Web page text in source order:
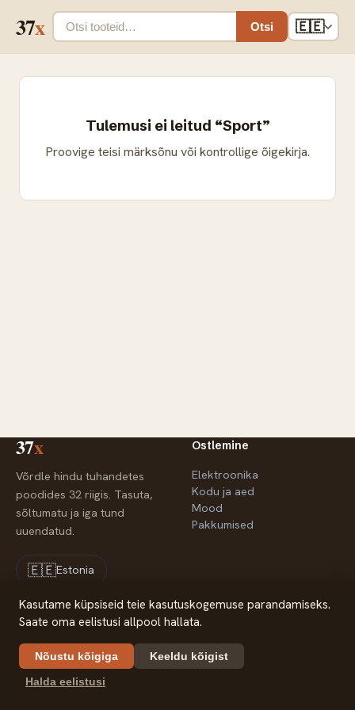
37x Otsi 🇪🇪
Tulemusi ei leitud “Sport”
Proovige teisi märksõnu või kontrollige õigekirja.
37x
Võrdle hindu tuhandetes
poodides 32 riigis. Tasuta,
sõltumatu ja iga tund
uuendatud.
🇪🇪Estonia
Ostlemine
Elektroonika
Kodu ja aed
Mood
Pakkumised
Ettevõte
Meist
Partnerid
Kontakt
Õiguslik teave
Privaatsus
Kasutame küpsiseid teie kasutuskogemuse parandamiseks.
Saate oma eelistusi allpool hallata.
Nõustu kõigiga
Keeldu kõigist
Halda eelistusi